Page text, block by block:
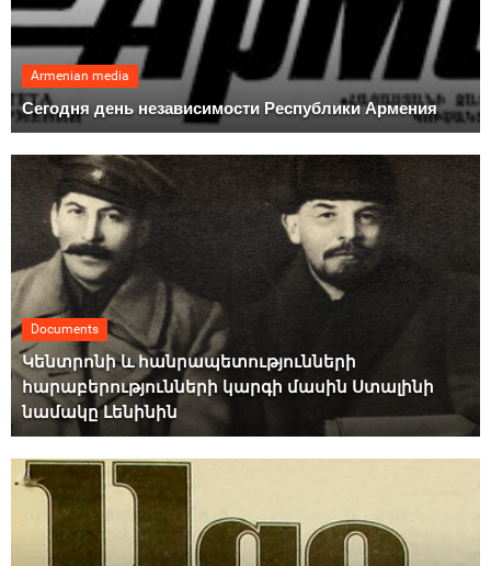
Armenian media
Сегодня день независимости Республики Армения
Documents
Կենտրոնի և հանրապետությունների
հարաբերությունների կարգի մասին Ստալինի
նամակը Լենինին